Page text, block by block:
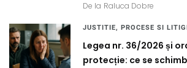
De la Raluca Dobre
JUSTITIE, PROCESE SI LITIGII
Legea nr. 36/2026 și
protecție: ce se